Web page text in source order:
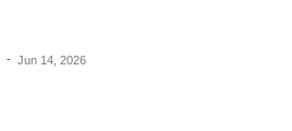
- Jun 14, 2026